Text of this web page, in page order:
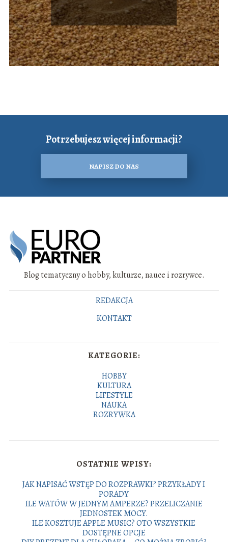
Potrzebujesz więcej informacji?
NAPISZ DO NAS
Blog tematyczny o hobby, kulturze, nauce i rozrywce.
REDAKCJA
KONTAKT
KATEGORIE:
HOBBY
KULTURA
LIFESTYLE
NAUKA
ROZRYWKA
OSTATNIE WPISY:
JAK NAPISAĆ WSTĘP DO ROZPRAWKI? PRZYKŁADY I
PORADY
ILE WATÓW W JEDNYM AMPERZE? PRZELICZANIE
JEDNOSTEK MOCY.
ILE KOSZTUJE APPLE MUSIC? OTO WSZYSTKIE
DOSTĘPNE OPCJE